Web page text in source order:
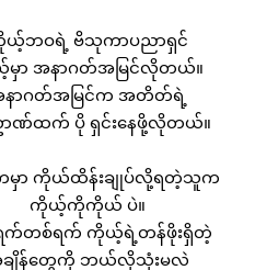
ဘဝရဲ့ ဗိသုကာပညာရှင်
ာ အနာဂတ်အမြင်လိုတယ်။
ာဂတ်အမြင်က အတိတ်ရဲ့
ဏ်ထက် ပို ရှင်းနေဖို့လိုတယ်။
မှာ ကိုယ်ထိန်းချုပ်လို့ရတဲ့သူက
ကိုယ့်ကိုကိုယ် ပဲ။
က်တစ်ရက် ကိုယ့်ရဲ့တန်ဖိုးရှိတဲ့
ျိန်တွေကို ဘယ်လိုသုံးမလဲ